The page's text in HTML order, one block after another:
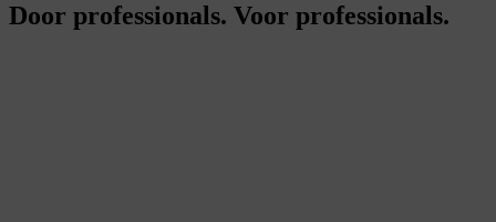
Door professionals. Voor professionals.